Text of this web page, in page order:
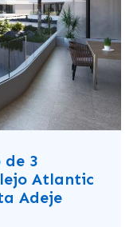
de 3
Atlantic
Adeje